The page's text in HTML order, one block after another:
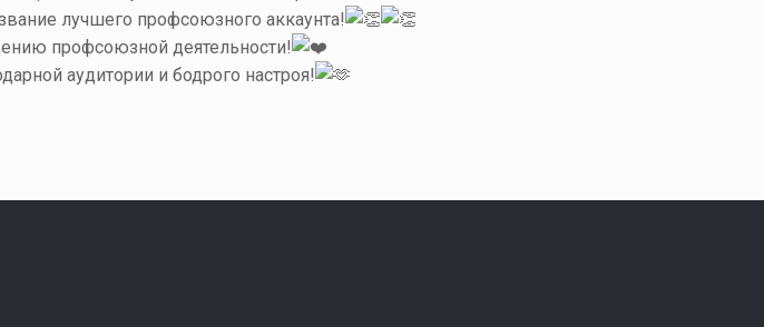
лучшего профсоюзного аккаунта!
профсоюзной деятельности!
аудитории и бодрого настроя!